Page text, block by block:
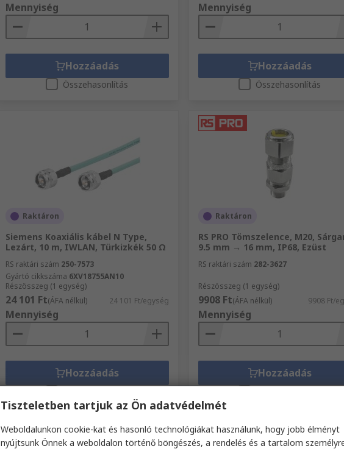
Mennyiség
Hozzáadás
Összehasonlítás
Mennyiség
Hozzáadás
Összehasonlítás
Raktáron
Siemens Koaxiális kábel N Type,
Lezárt, 10 m, IWLAN, Türkizkék 50 Ω
RS raktári szám 250-7573
Gyártó cikkszáma 6XV18755AN10
Részösszeg (1 egység)
24 101 Ft(ÁFA nélkül) 24 101 Ft/egység
Mennyiség
Hozzáadás
Raktáron
RS PRO Tömszelence, M20,
9.5 mm → 16 mm, IP68, Ezüst
RS raktári szám 282-3627
Részösszeg (1 egység)
9908 Ft(ÁFA nélkül) 9908 Ft/
Mennyiség
Hozzáadás
Tiszteletben tartjuk az Ön adatvédelmét
Weboldalunkon cookie-kat és hasonló technológiákat használunk, hogy jobb élményt
nyújtsunk Önnek a weboldalon történő böngészés, a rendelés és a tartalom